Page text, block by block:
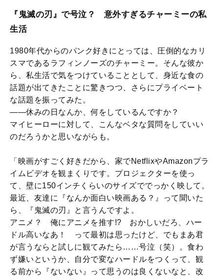
『鬼滅の刃』で号泣？ 意外すぎるチャーミーの私
生活
1980年代からのパンク好きにとっては、圧倒的なカリ
スマであるラフィンノーズのチャーミー。そんな彼か
ら、私生活で気をつけていることとして、身近な食の
話題が出てきたことに驚きつつ、さらにプライベート
な話題を振ってみた。
――休みの日なんか、何をしているんですか？
マイヒーローに対して、こんなベタな質問をしていい
のだろうかと思いながらも。
「映画がすごく好きだから、家でNetflixやAmazonプラ
イムビデオを観まくりです。プロジェクターを使っ
て、壁に150インチくらいのサイズででっかく映して。
最近、友達に『なんか面白い映画ある？』って聞いた
ら、『鬼滅の刃』と言うんですよ。
アニメ？ 俺にアニメを推す!? おかしいだろ、ハー
ドル高いなあ！ って最初は思ったけど、でもまあ君
が言うならと試しに観てみたら……号泣（笑）。食わ
ず嫌いというか、自分で変なハードルをつくって、観
る前から『ないない』って思うのは良くないなと、改